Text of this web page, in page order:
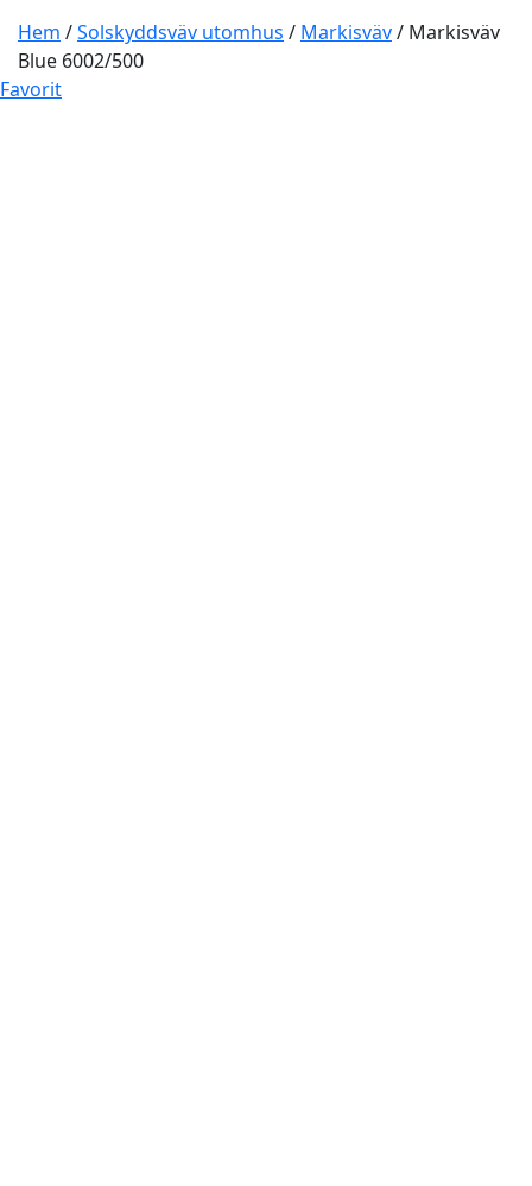
Hem /Solskyddsväv utomhus / Markisväv/ Markisväv
Blue 6002/500
Favorit